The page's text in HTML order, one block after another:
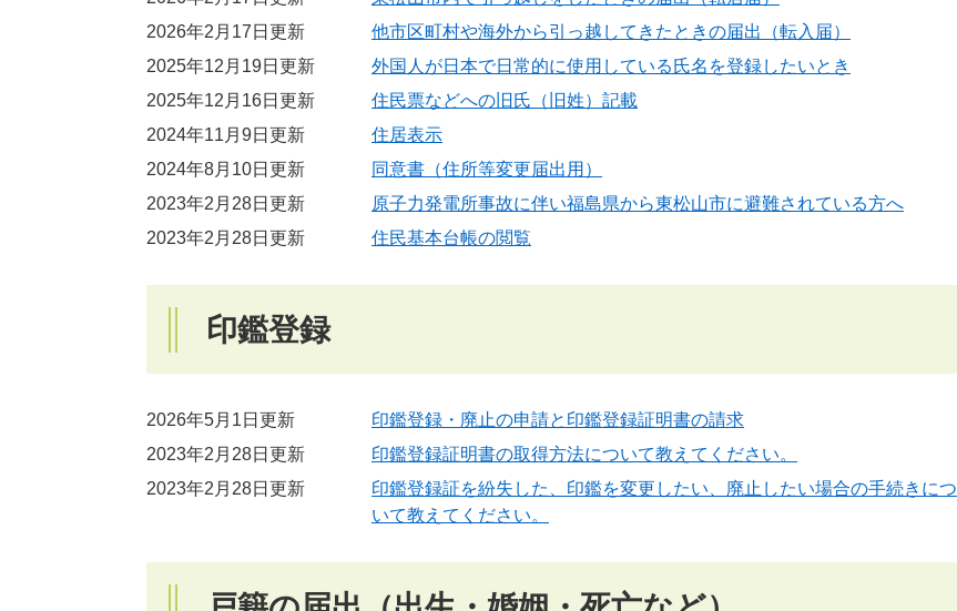
2026年2月17日更新
他市区町村や海外から引っ越してきたときの届出（転入届）
2025年12月19日更新
外国人が日本で日常的に使用している氏名を登録したいとき
2025年12月16日更新
住民票などへの旧氏（旧姓）記載
2024年11月9日更新
住居表示
2024年8月10日更新
同意書（住所等変更届出用）
2023年2月28日更新
原子力発電所事故に伴い福島県から東松山市に避難されている方へ
2023年2月28日更新
住民基本台帳の閲覧
印鑑登録
2026年5月1日更新
印鑑登録・廃止の申請と印鑑登録証明書の請求
2023年2月28日更新
印鑑登録証明書の取得方法について教えてください。
2023年2月28日更新
印鑑登録証を紛失した、印鑑を変更したい、廃止したい場合の手続きにつ
いて教えてください。